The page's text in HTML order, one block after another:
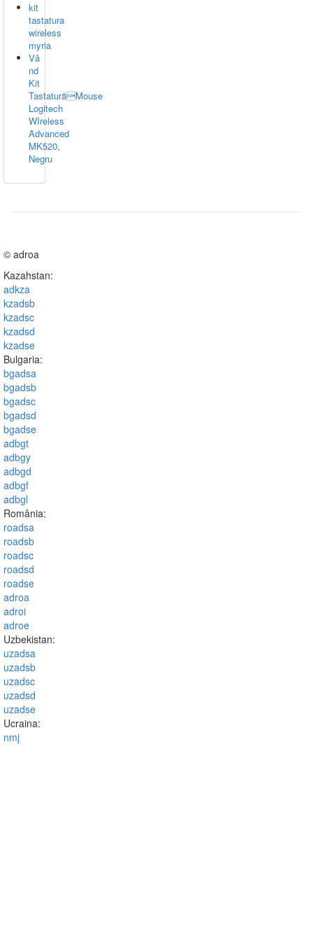
kit
tastatura
wireless
myria
Vâ
nd
Kit
TastaturăMouse
Logitech
WIreless
Advanced
MK520,
Negru
© adroa
Kazahstan:
adkza
kzadsb
kzadsc
kzadsd
kzadse
Bulgaria:
bgadsa
bgadsb
bgadsc
bgadsd
bgadse
adbgt
adbgy
adbgd
adbgf
adbgl
România:
roadsa
roadsb
roadsc
roadsd
roadse
adroa
adroi
adroe
Uzbekistan:
uzadsa
uzadsb
uzadsc
uzadsd
uzadse
Ucraina:
nmj